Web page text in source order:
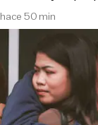
hace 50 min